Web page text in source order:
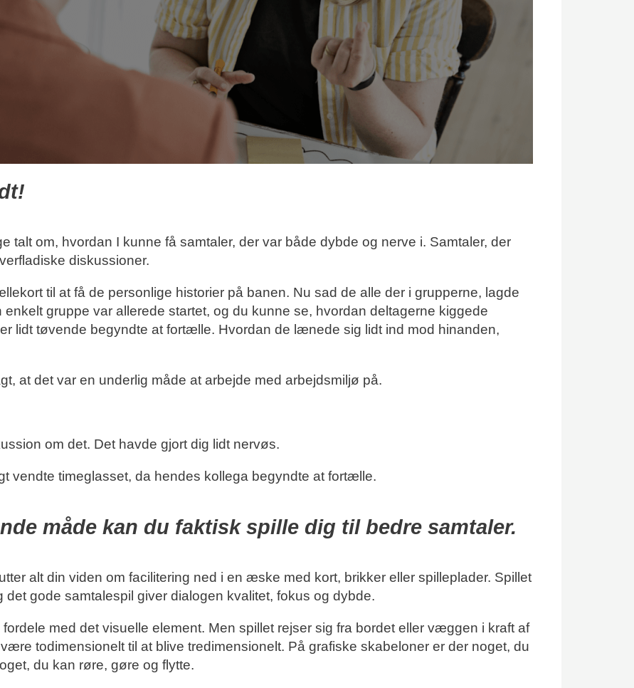
om, hvordan I kunne få samtaler, der var både dybde og nerve i. Samtaler, der
diskussioner.
til at få de personlige historier på banen. Nu sad de alle der i grupperne, lagde
gruppe var allerede startet, og du kunne se, hvordan deltagerne kiggede
lidt tøvende begyndte at fortælle. Hvordan de lænede sig lidt ind mod hinanden,
at det var en underlig måde at arbejde med arbejdsmiljø på.
om det. Det havde gjort dig lidt nervøs.
vendte timeglasset, da hendes kollega begyndte at fortælle.
måde kan du faktisk spille dig til bedre samtaler.
alt din viden om facilitering ned i en æske med kort, brikker eller spilleplader. Spillet
det gode samtalespil giver dialogen kvalitet, fokus og dybde.
med det visuelle element. Men spillet rejser sig fra bordet eller væggen i kraft af
todimensionelt til at blive tredimensionelt. På grafiske skabeloner er der noget, du
du kan røre, gøre og flytte.